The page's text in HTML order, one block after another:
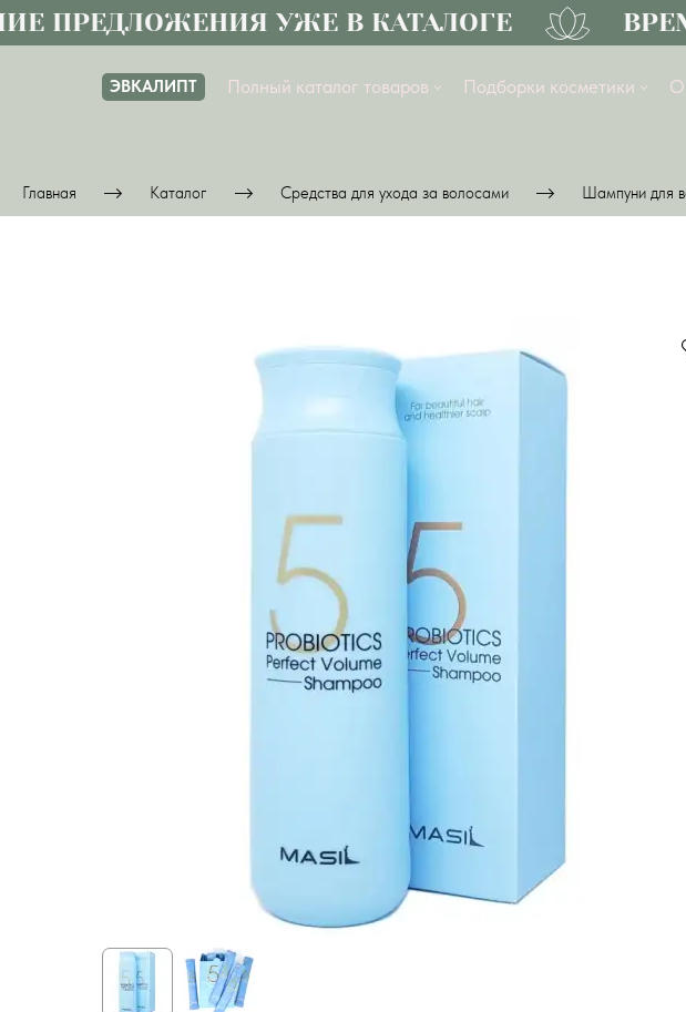
УЖЕ В КАТАЛОГЕ
ЭВКАЛИПТ Полный каталог товаров Подборки косметики О
Главная Каталог Средства для ухода за волосами Шампуни для